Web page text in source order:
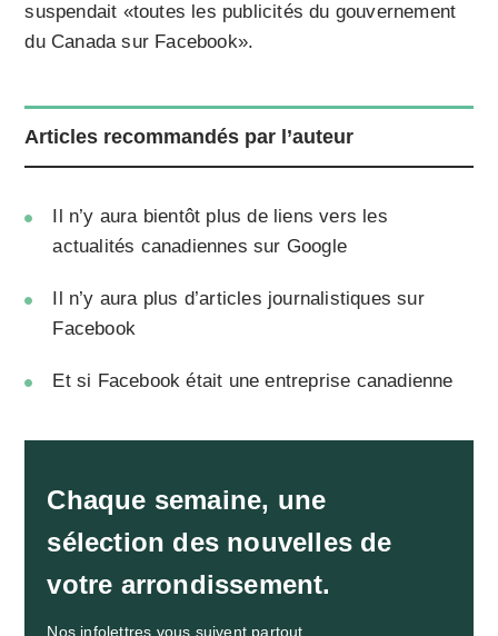
suspendait «toutes les publicités du gouvernement
du Canada sur Facebook».
Articles recommandés par l’auteur
Il n’y aura bientôt plus de liens vers les
actualités canadiennes sur Google
Il n’y aura plus d’articles journalistiques sur
Facebook
Et si Facebook était une entreprise canadienne
Chaque semaine, une
sélection des nouvelles de
votre arrondissement.
Nos infolettres vous suivent partout.